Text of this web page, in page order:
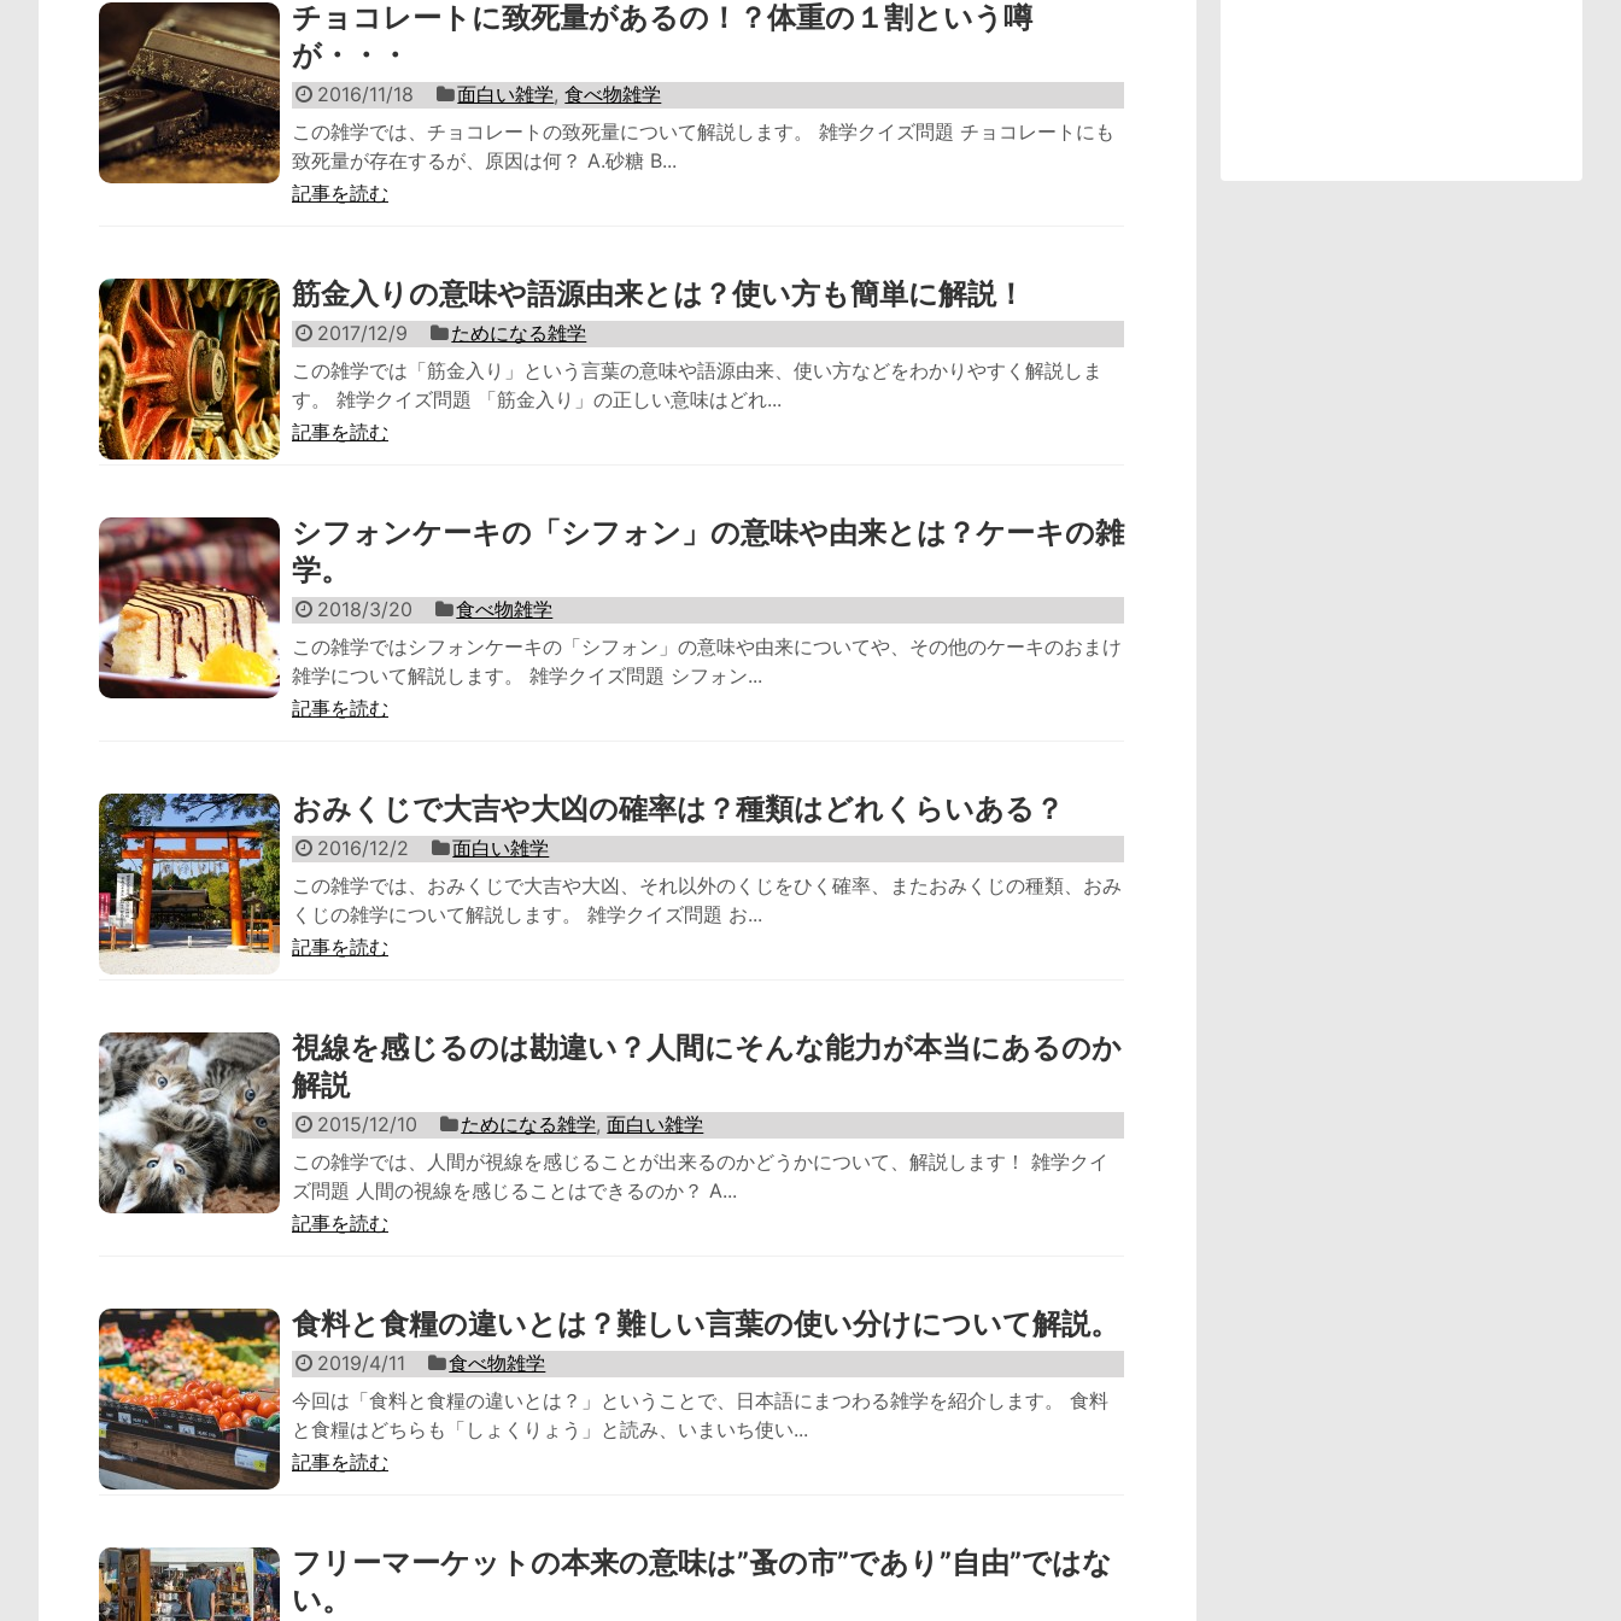
チョコレートに致死量があるの！？体重の１割という噂
が・・・
2016/11/18 面白い雑学,食べ物雑学
この雑学では、チョコレートの致死量について解説します。 雑学クイズ問題 チョコレートにも
致死量が存在するが、原因は何？ A.砂糖 B...
記事を読む
筋金入りの意味や語源由来とは？使い方も簡単に解説！
2017/12/9
ためになる雑学
この雑学では「筋金入り」という言葉の意味や語源由来、使い方などをわかりやすく解説しま
す。 雑学クイズ問題 「筋金入り」の正しい意味はどれ...
記事を読む
シフォンケーキの「シフォン」の意味や由来とは？ケーキの雑
学。
2018/3/20
食べ物雑学
この雑学ではシフォンケーキの「シフォン」の意味や由来についてや、その他のケーキのおまけ
雑学について解説します。 雑学クイズ問題 シフォン...
記事を読む
おみくじで大吉や大凶の確率は？種類はどれくらいある？
2016/12/2
面白い雑学
この雑学では、おみくじで大吉や大凶、それ以外のくじをひく確率、またおみくじの種類、おみ
くじの雑学について解説します。 雑学クイズ問題 お...
記事を読む
視線を感じるのは勘違い？人間にそんな能力が本当にあるのか
解説
2015/12/10 ためになる雑学,面白い雑学
この雑学では、人間が視線を感じることが出来るのかどうかについて、解説します！ 雑学クイ
ズ問題 人間の視線を感じることはできるのか？ A...
記事を読む
食料と食糧の違いとは？難しい言葉の使い分けについて解説。
2019/4/11
食べ物雑学
今回は「食料と食糧の違いとは？」ということで、日本語にまつわる雑学を紹介します。 食料
と食糧はどちらも「しょくりょう」と読み、いまいち使い...
記事を読む
フリーマーケットの本来の意味は”蚤の市”であり”自由”ではな
い。